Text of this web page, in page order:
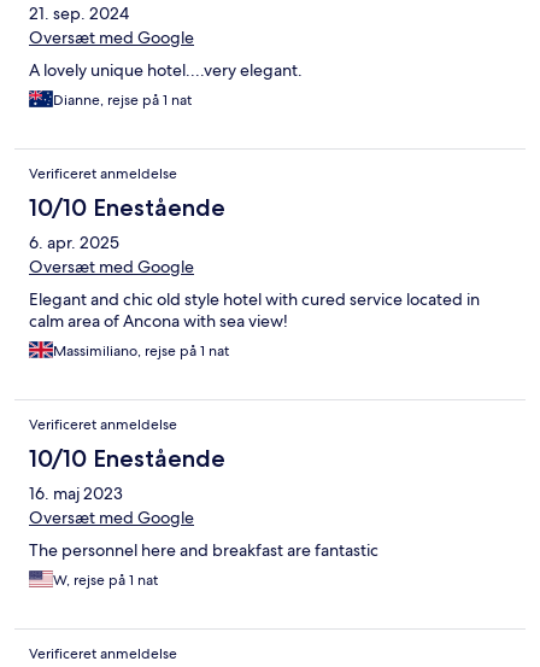
21. sep. 2024
Oversæt med Google
A lovely unique hotel....very elegant.
Dianne, rejse på 1 nat
Verificeret anmeldelse
10/10 Enestående
6. apr. 2025
Oversæt med Google
Elegant and chic old style hotel with cured service located in
calm area of Ancona with sea view!
Massimiliano, rejse på 1 nat
Verificeret anmeldelse
10/10 Enestående
16. maj 2023
Oversæt med Google
The personnel here and breakfast are fantastic
W, rejse på 1 nat
Verificeret anmeldelse